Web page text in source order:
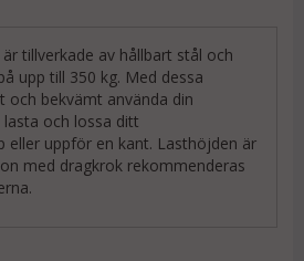
tillverkade av hållbart stål och
upp till 350 kg. Med dessa
och bekvämt använda din
och lossa ditt
eller uppför en kant. Lasthöjden är
med dragkrok rekommenderas